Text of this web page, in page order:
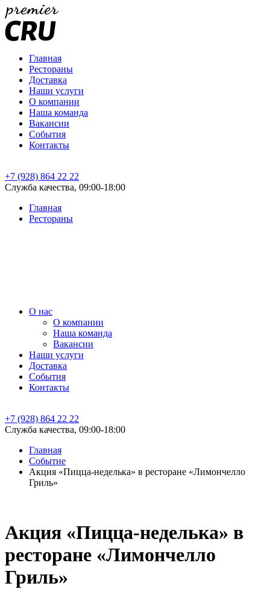
Главная
Рестораны
Доставка
Наши услуги
О компании
Наша команда
Вакансии
События
Контакты
+7 (928) 864 22 22
Служба качества, 09:00-18:00
Главная
Рестораны
О нас
О компании
Наша команда
Вакансии
Наши услуги
Доставка
События
Контакты
+7 (928) 864 22 22
Служба качества, 09:00-18:00
Главная
Событие
Акция «Пицца-неделька» в ресторане «Лимончелло
Гриль»
Акция «Пицца-неделька» в
ресторане «Лимончелло
Гриль»